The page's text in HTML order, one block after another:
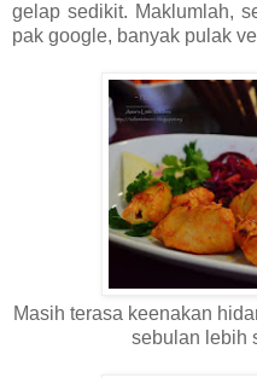
gelap sedikit. Maklumlah,
pak google, banyak pulak
Masih terasa keenakan
sebulan lebih